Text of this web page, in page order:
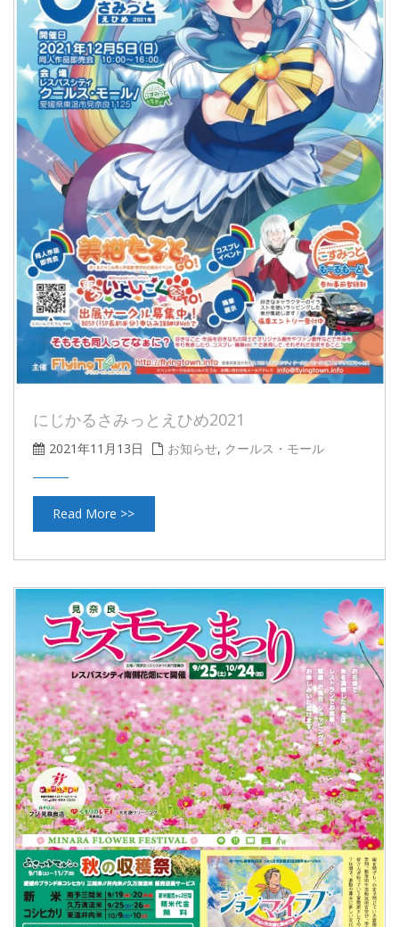
にじかるさみっとえひめ2021
2021年11月13日 お知らせ, クールス・モール
Read More >>